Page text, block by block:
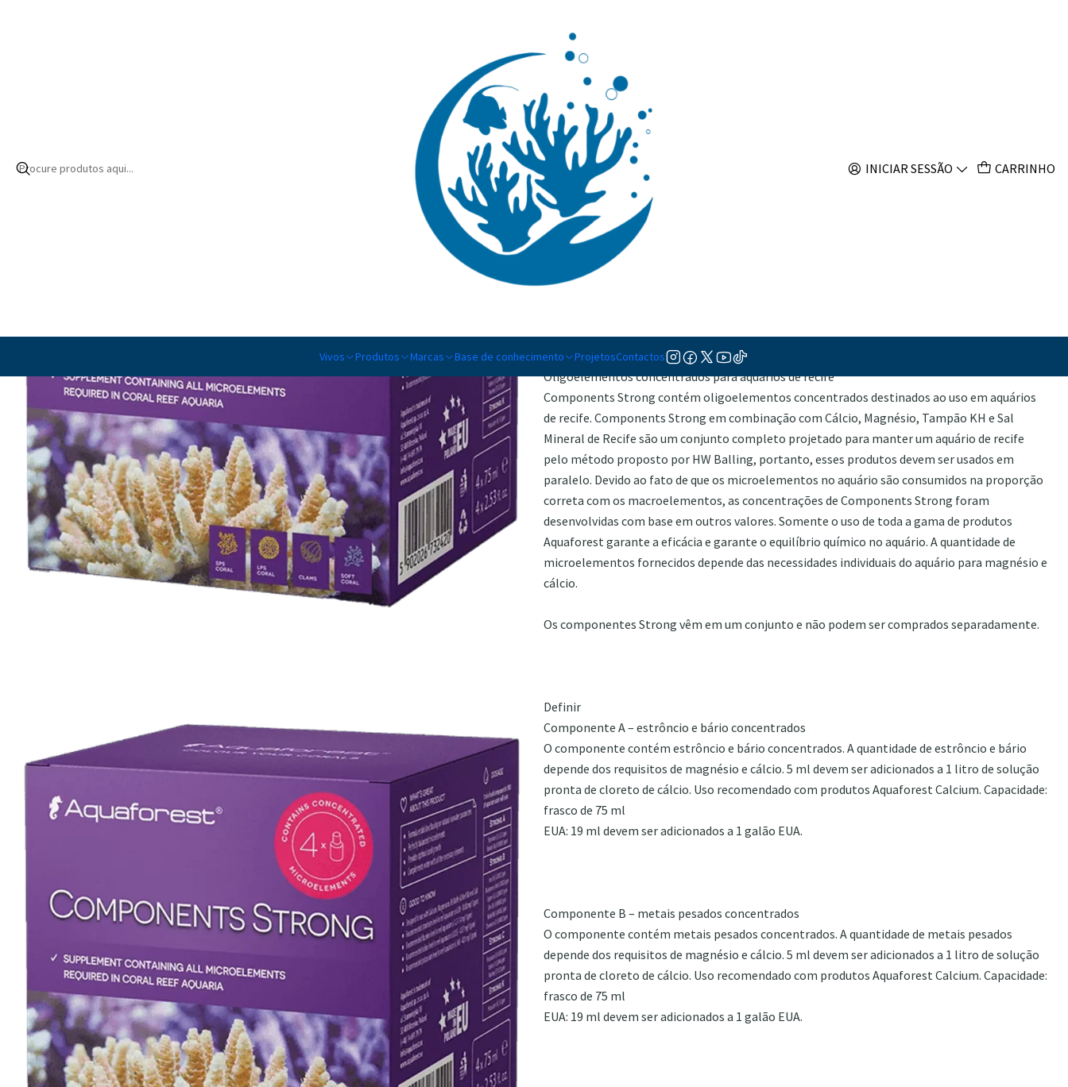
INICIAR SESSÃO CARRINHO
Vivos Produtos Marcas Base de conhecimento ProjetosContactos
Component strong
TAMANHO
4*75ml 4*250ml
Quantidade
Adicionar à lista de favoritos
Oligoelementos concentrados para aquários de recife
Components Strong contém oligoelementos concentrados destinados ao uso em aquários
de recife. Components Strong em combinação com Cálcio, Magnésio, Tampão KH e Sal
Mineral de Recife são um conjunto completo projetado para manter um aquário de recife
pelo método proposto por HW Balling, portanto, esses produtos devem ser usados ​​em
paralelo. Devido ao fato de que os microelementos no aquário são consumidos na proporção
correta com os macroelementos, as concentrações de Components Strong foram
desenvolvidas com base em outros valores. Somente o uso de toda a gama de produtos
Aquaforest garante a eficácia e garante o equilíbrio químico no aquário. A quantidade de
microelementos fornecidos depende das necessidades individuais do aquário para magnésio e
cálcio.
Os componentes Strong vêm em um conjunto e não podem ser comprados separadamente.
Definir
Componente A – estrôncio e bário concentrados
O componente contém estrôncio e bário concentrados. A quantidade de estrôncio e bário
depende dos requisitos de magnésio e cálcio. 5 ml devem ser adicionados a 1 litro de solução
pronta de cloreto de cálcio. Uso recomendado com produtos Aquaforest Calcium. Capacidade:
frasco de 75 ml
EUA: 19 ml devem ser adicionados a 1 galão EUA.
Componente B – metais pesados ​​concentrados
O componente contém metais pesados ​​concentrados. A quantidade de metais pesados ​​
depende dos requisitos de magnésio e cálcio. 5 ml devem ser adicionados a 1 litro de solução
pronta de cloreto de cálcio. Uso recomendado com produtos Aquaforest Calcium. Capacidade:
frasco de 75 ml
EUA: 19 ml devem ser adicionados a 1 galão EUA.